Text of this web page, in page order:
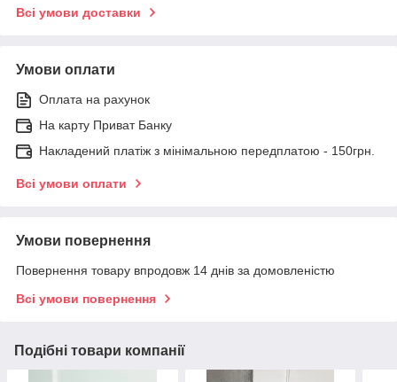
Всі умови доставки
Умови оплати
Оплата на рахунок
На карту Приват Банку
Накладений платіж з мінімальною передплатою - 150грн.
Всі умови оплати
Умови повернення
Повернення товару впродовж 14 днів за домовленістю
Всі умови повернення
Подібні товари компанії